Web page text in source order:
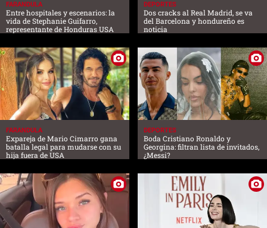
FARANDULA
Entre hospitales y escenarios: la
vida de Stephanie Guifarro,
representante de Honduras USA
DEPORTES
Dos cracks al Real Madrid, se va
del Barcelona y hondureño es
noticia
FARANDULA
Expareja de Mario Cimarro gana
batalla legal para mudarse con su
hija fuera de USA
DEPORTES
Boda Cristiano Ronaldo y
Georgina: filtran lista de invitados,
¿Messi?